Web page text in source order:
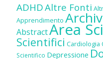
ADHDAltre Fonti
Apprendimento
AbstractArea
Scientifici Cardiologia
Scientifico Depressione